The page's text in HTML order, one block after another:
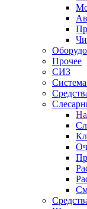
Прочее
СИЗ